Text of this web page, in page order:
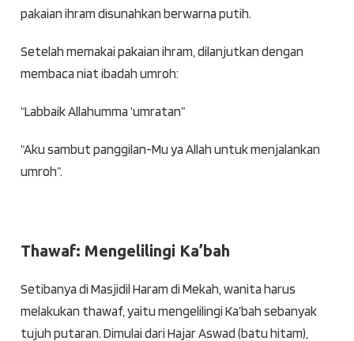
pakaian ihram disunahkan berwarna putih.
Setelah memakai pakaian ihram, dilanjutkan dengan
membaca niat ibadah umroh:
“Labbaik Allahumma ‘umratan”
“Aku sambut panggilan-Mu ya Allah untuk menjalankan
umroh”.
Thawaf: Mengelilingi Ka’bah
Setibanya di Masjidil Haram di Mekah, wanita harus
melakukan thawaf, yaitu mengelilingi Ka’bah sebanyak
tujuh putaran. Dimulai dari Hajar Aswad (batu hitam),